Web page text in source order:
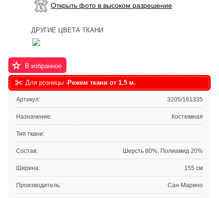
Открыть фото в высоком разрешение
ДРУГИЕ ЦВЕТА ТКАНИ
В избранное
Для розницы -Режем ткани от 1,5 м.
Артикул: 3205/161335
Назначение: Костюмная
Тип ткани:
Состав: Шерсть 80%, Полиамид 20%
Ширина: 155 см
Производитель: Сан-Марино